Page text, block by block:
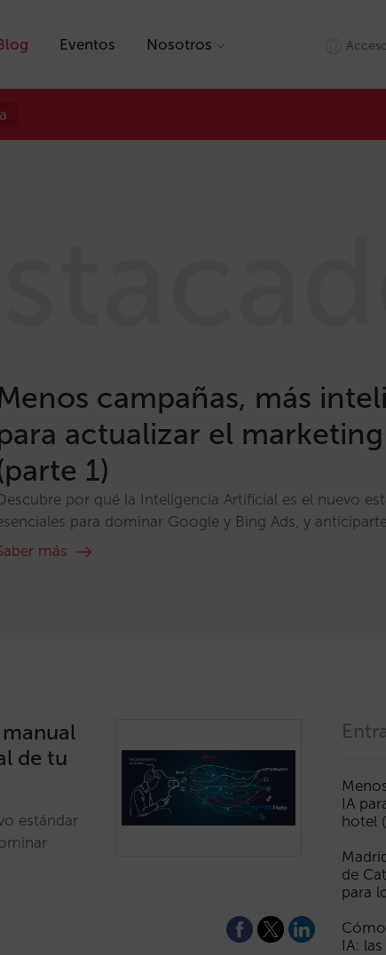
Eventos Nosotros
campañas, más
actualizar el
1)
por qué la Inteligencia Artificial es el nuevo
para dominar Google y Bing Ads, y
más
de tu
estándar
IA
hotel
de
para
IA: